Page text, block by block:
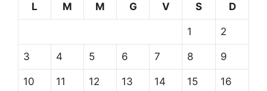
L
M M G V S D
1 2
3 4 5 6 7 8 9
10 11 12 13 14 15 16